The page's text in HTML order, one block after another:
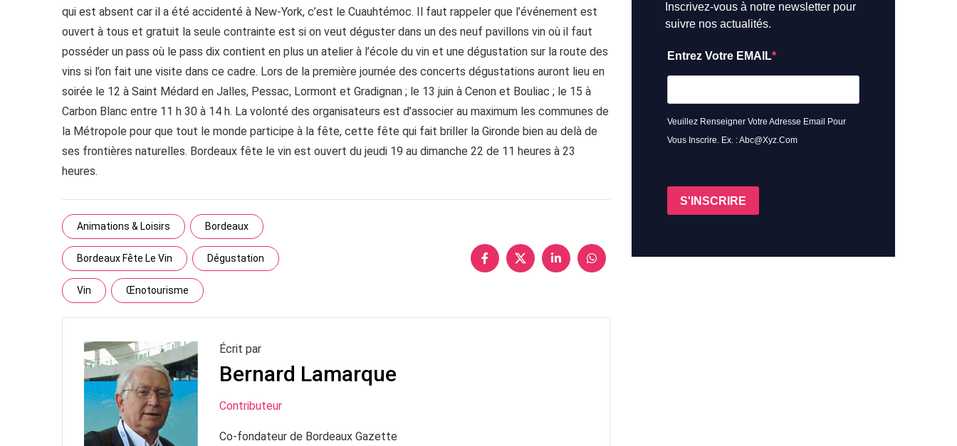
qui est absent car il a été accidenté à New-York, c’est le Cuauhtémoc. Il faut rappeler que l’événement est
ouvert à tous et gratuit la seule contrainte est si on veut déguster dans un des neuf pavillons vin où il faut
posséder un pass où le pass dix contient en plus un atelier à l’école du vin et une dégustation sur la route des
vins si l’on fait une visite dans ce cadre. Lors de la première journée des concerts dégustations auront lieu en
soirée le 12 à Saint Médard en Jalles, Pessac, Lormont et Gradignan ; le 13 juin à Cenon et Bouliac ; le 15 à
Carbon Blanc entre 11 h 30 à 14 h. La volonté des organisateurs est d’associer au maximum les communes de
la Métropole pour que tout le monde participe à la fête, cette fête qui fait briller la Gironde bien au delà de
ses frontières naturelles. Bordeaux fête le vin est ouvert du jeudi 19 au dimanche 22 de 11 heures à 23
heures.
Animations & Loisirs Bordeaux
Bordeaux Fête Le Vin Dégustation
Vin Œnotourisme
Écrit par
Bernard Lamarque
Contributeur
Co-fondateur de Bordeaux Gazette
Inscrivez-vous à notre newsletter pour
suivre nos actualités.
Entrez Votre EMAIL
Veuillez Renseigner Votre Adresse Email Pour
Vous Inscrire. Ex. : Abc@xyz.com
S'INSCRIRE